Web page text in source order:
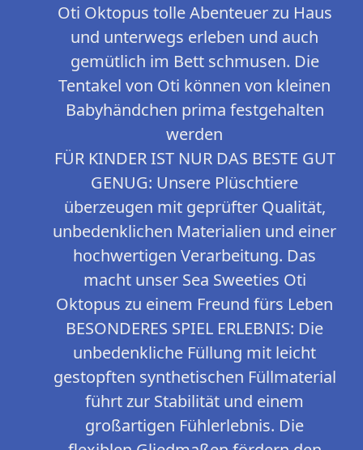
Oti Oktopus tolle Abenteuer zu Haus
und unterwegs erleben und auch
gemütlich im Bett schmusen. Die
Tentakel von Oti können von kleinen
Babyhändchen prima festgehalten
werden
FÜR KINDER IST NUR DAS BESTE GUT
GENUG: Unsere Plüschtiere
überzeugen mit geprüfter Qualität,
unbedenklichen Materialien und einer
hochwertigen Verarbeitung. Das
macht unser Sea Sweeties Oti
Oktopus zu einem Freund fürs Leben
BESONDERES SPIEL ERLEBNIS: Die
unbedenkliche Füllung mit leicht
gestopften synthetischen Füllmaterial
führt zur Stabilität und einem
großartigen Fühlerlebnis. Die